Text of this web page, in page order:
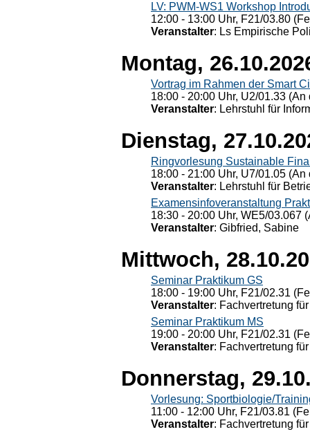
LV: PWM-WS1 Workshop
12:00 - 13:00 Uhr, F21/03.80
Veranstalter: Ls Empirische
Montag,
Vortrag im Rahmen der Smart
18:00 - 20:00 Uhr, U2/01.33
Veranstalter: Lehrstuhl für
Dienstag,
Ringvorlesung Sustainable
18:00 - 21:00 Uhr, U7/01.05
Veranstalter: Lehrstuhl für
Examensinfoveranstaltung
18:30 - 20:00 Uhr, WE5/03.067
Veranstalter: Gibfried, Sabine
Mittwoch,
Seminar Praktikum GS
18:00 - 19:00 Uhr, F21/02.31
Veranstalter: Fachvertretung
Seminar Praktikum MS
19:00 - 20:00 Uhr, F21/02.31
Veranstalter: Fachvertretung
Donnerstag,
Vorlesung: Sportbiologie/
11:00 - 12:00 Uhr, F21/03.81
Veranstalter: Fachvertretung